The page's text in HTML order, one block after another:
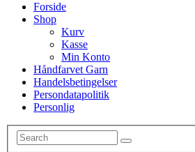
Forside
Shop
Kurv
Kasse
Min Konto
Håndfarvet Garn
Handelsbetingelser
Persondatapolitik
Personlig